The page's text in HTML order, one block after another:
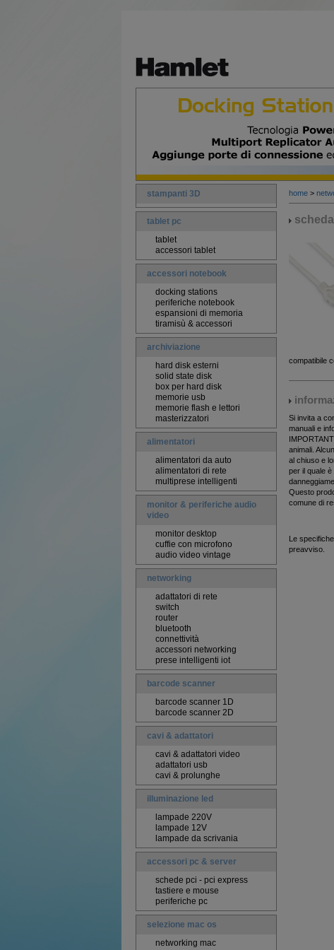
stampanti 3D
tablet pc
tablet
accessori tablet
accessori notebook
docking stations
periferiche notebook
espansioni di memoria
tiramisù & accessori
archiviazione
hard disk esterni
solid state disk
box per hard disk
memorie usb
memorie flash e lettori
masterizzatori
alimentatori
alimentatori da auto
alimentatori di rete
multiprese intelligenti
monitor & periferiche audio
video
monitor desktop
cuffie con microfono
audio video vintage
networking
adattatori di rete
switch
router
bluetooth
connettività
accessori networking
prese intelligenti iot
barcode scanner
barcode scanner 1D
barcode scanner 2D
cavi & adattatori
cavi & adattatori video
adattatori usb
cavi & prolunghe
illuminazione led
lampade 220V
lampade 12V
lampade da scrivania
accessori pc & server
schede pci - pci express
tastiere e mouse
periferiche pc
selezione mac os
networking mac
home >
compatibile
Si invita a
manuali e
animali.
al chiuso e
per il quale
Questo
comune di
Le
preavviso.